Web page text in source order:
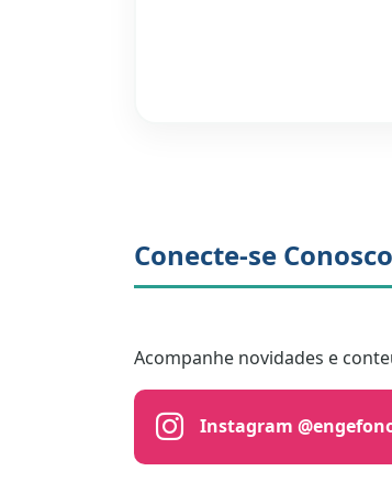
Conecte-se Conosco
Acompanhe novidades e
Instagram